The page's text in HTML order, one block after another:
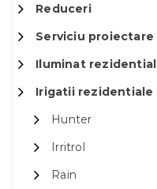
Reduceri
Serviciu proiectare
Iluminat rezidential
Irigatii rezidentiale
Hunter
Irritrol
Rain